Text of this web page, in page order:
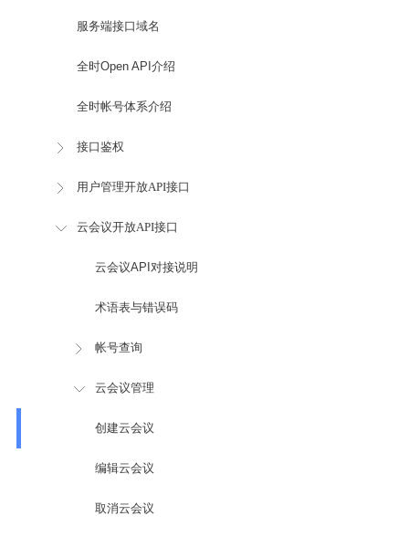
服务端接口域名
全时Open API介绍
全时帐号体系介绍
接口鉴权
用户管理开放API接口
云会议开放API接口
云会议API对接说明
术语表与错误码
帐号查询
云会议管理
创建云会议
编辑云会议
取消云会议